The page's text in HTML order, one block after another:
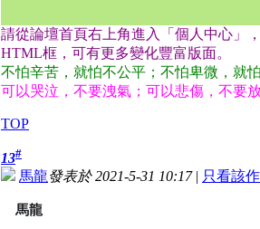
請從論壇首頁右上角進入「個人中心」
HTML框，可有更多變化豐富版面。
不怕辛苦，就怕不公平；不怕卑微，就
可以哭泣，不要洩氣；可以悲傷，不要
TOP
13#
馬龍發表於 2021-5-31 10:17| 只看該
馬龍